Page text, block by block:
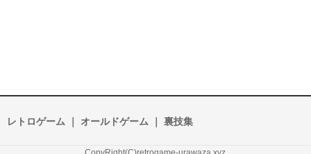
レトロゲーム ｜ オールドゲーム ｜ 裏技集